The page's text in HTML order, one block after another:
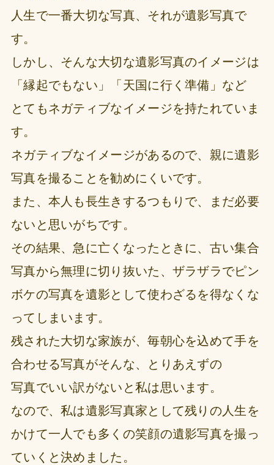
人生で一番大切な写真、それが遺影写真で
す。
しかし、そんな大切な遺影写真のイメージは
「縁起でもない」「天国に行く準備」など
とてもネガティブなイメージを持たれていま
す。
ネガティブなイメージがあるので、親に遺影
写真を撮ることを勧めにくいです。
また、本人も長生きするつもりで、まだ必要
ないと思いがちです。
その結果、急に亡くなったときに、古い集合
写真から無理に切り抜いた、ザラザラでピン
ボケの写真を遺影として使わざるを得なくな
ってしまいます。
残された大切な家族が、毎朝心を込めて手を
合わせる写真がそんな、とりあえずの
写真でいい訳がないと私は思います。
なので、私は遺影写真家として残りの人生を
かけて一人でも多くの笑顔の遺影写真を撮っ
ていくと決めました。